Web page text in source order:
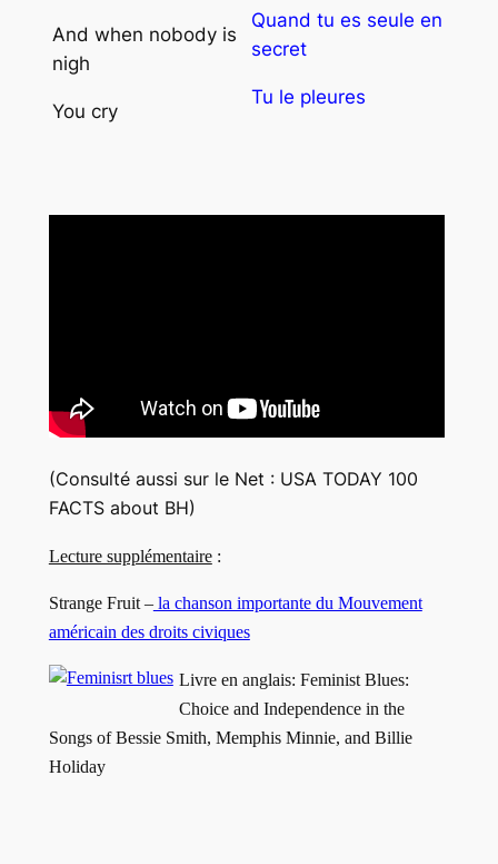
And when nobody is
nigh
You cry
Quand tu es seule en
secret
Tu le pleures
(Consulté aussi sur le Net : USA TODAY 100
FACTS about BH)
Lecture supplémentaire:
Strange Fruit –la chanson importante du Mouvement
américain des droits civiques
Livre en anglais: Feminist Blues:
Choice and Independence in the
Songs of Bessie Smith, Memphis Minnie, and Billie
Holiday